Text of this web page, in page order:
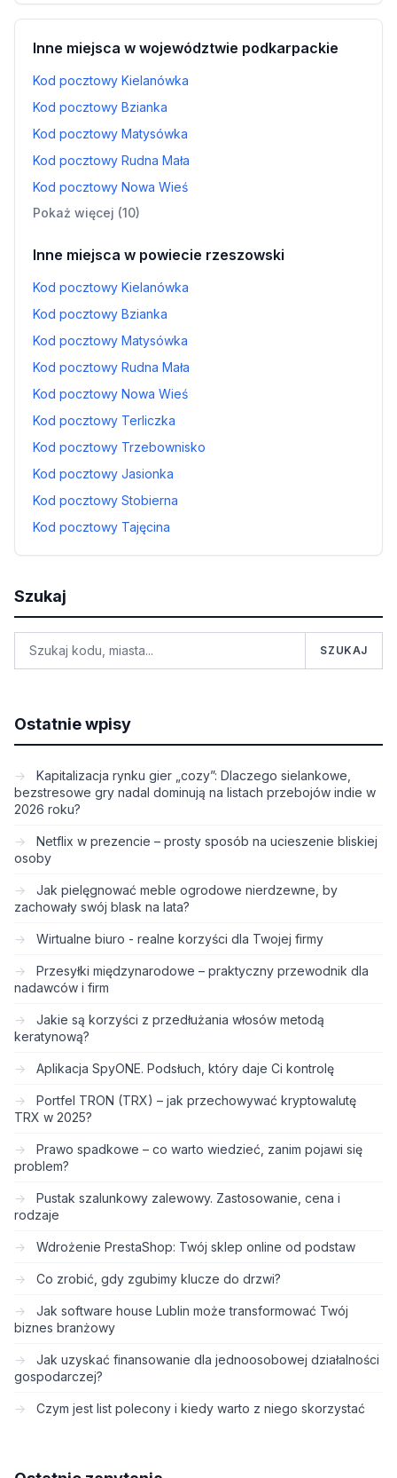
Inne miejsca w województwie podkarpackie
Kod pocztowy Kielanówka
Kod pocztowy Bzianka
Kod pocztowy Matysówka
Kod pocztowy Rudna Mała
Kod pocztowy Nowa Wieś
Pokaż więcej (10)
Inne miejsca w powiecie rzeszowski
Kod pocztowy Kielanówka
Kod pocztowy Bzianka
Kod pocztowy Matysówka
Kod pocztowy Rudna Mała
Kod pocztowy Nowa Wieś
Kod pocztowy Terliczka
Kod pocztowy Trzebownisko
Kod pocztowy Jasionka
Kod pocztowy Stobierna
Kod pocztowy Tajęcina
Szukaj
SZUKAJ
Ostatnie wpisy
Kapitalizacja rynku gier „cozy”: Dlaczego sielankowe,
bezstresowe gry nadal dominują na listach przebojów indie w
2026 roku?
Netflix w prezencie – prosty sposób na ucieszenie bliskiej
osoby
Jak pielęgnować meble ogrodowe nierdzewne, by
zachowały swój blask na lata?
Wirtualne biuro - realne korzyści dla Twojej firmy
Przesyłki międzynarodowe – praktyczny przewodnik dla
nadawców i firm
Jakie są korzyści z przedłużania włosów metodą
keratynową?
Aplikacja SpyONE. Podsłuch, który daje Ci kontrolę
Portfel TRON (TRX) – jak przechowywać kryptowalutę
TRX w 2025?
Prawo spadkowe – co warto wiedzieć, zanim pojawi się
problem?
Pustak szalunkowy zalewowy. Zastosowanie, cena i
rodzaje
Wdrożenie PrestaShop: Twój sklep online od podstaw
Co zrobić, gdy zgubimy klucze do drzwi?
Jak software house Lublin może transformować Twój
biznes branżowy
Jak uzyskać finansowanie dla jednoosobowej działalności
gospodarczej?
Czym jest list polecony i kiedy warto z niego skorzystać